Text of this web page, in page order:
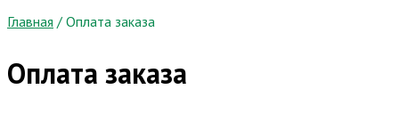
Главная / Оплата заказа
Оплата заказа